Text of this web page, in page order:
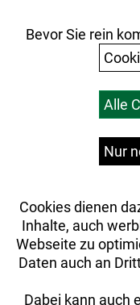
Ihr Einkauf
Versandkosten
Bevor Sie rein
Alle
Nur
Cookies dienen
Inhalte, auch
Webseite zu
Daten auch an
Dabei kann auch